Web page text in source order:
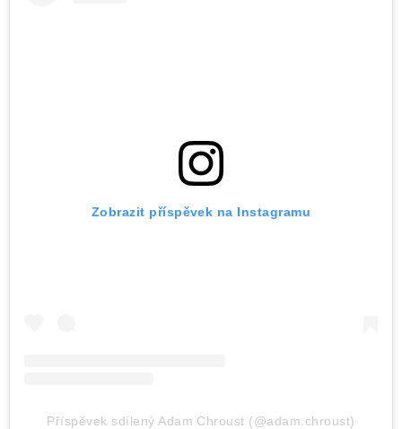
Zobrazit příspěvek na Instagramu
Příspěvek sdílený Adam Chroust (@adam.chroust)